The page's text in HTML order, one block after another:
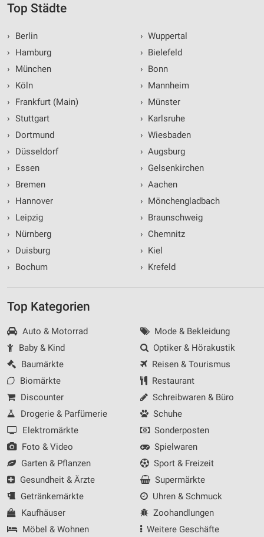
Top Städte
›
Berlin
›
Hamburg
›
München
›
Köln
›
Frankfurt (Main)
› Stuttgart
›
Dortmund
›
Düsseldorf
›
Essen
›
Bremen
›
Hannover
›
Leipzig
›
Nürnberg
›
Duisburg
›
Bochum
› Wuppertal
› Bielefeld
› Bonn
› Mannheim
› Münster
› Karlsruhe
› Wiesbaden
› Augsburg
› Gelsenkirchen
› Aachen
› Mönchengladbach
› Braunschweig
› Chemnitz
› Kiel
› Krefeld
Top Kategorien
Auto & Motorrad
Baby & Kind
Baumärkte
Biomärkte
Discounter
Drogerie & Parfümerie
Elektromärkte
Foto & Video
Garten & Pflanzen
Gesundheit & Ärzte
Getränkemärkte
Kaufhäuser
Möbel & Wohnen
Mode & Bekleidung
Optiker & Hörakustik
Reisen & Tourismus
Restaurant
Schreibwaren & Büro
Schuhe
Sonderposten
Spielwaren
Sport & Freizeit
Supermärkte
Uhren & Schmuck
Zoohandlungen
Weitere Geschäfte